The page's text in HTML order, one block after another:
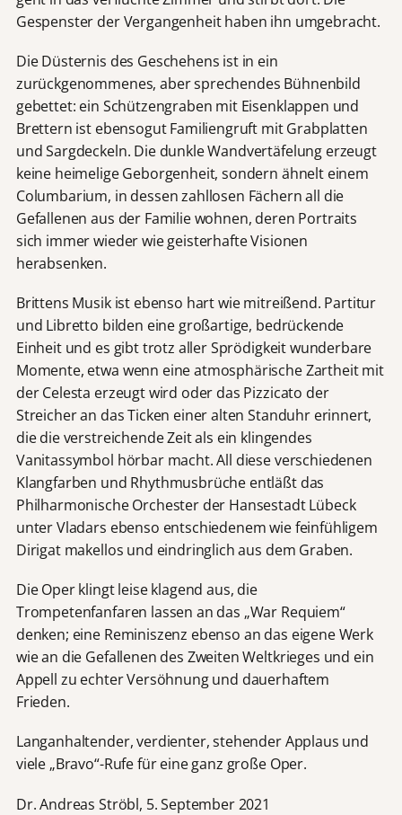
Gespenster der Vergangenheit haben ihn umgebracht.
Die Düsternis des Geschehens ist in ein
zurückgenommenes, aber sprechendes Bühnenbild
gebettet: ein Schützengraben mit Eisenklappen und
Brettern ist ebensogut Familiengruft mit Grabplatten
und Sargdeckeln. Die dunkle Wandvertäfelung erzeugt
keine heimelige Geborgenheit, sondern ähnelt einem
Columbarium, in dessen zahllosen Fächern all die
Gefallenen aus der Familie wohnen, deren Portraits
sich immer wieder wie geisterhafte Visionen
herabsenken.
Brittens Musik ist ebenso hart wie mitreißend. Partitur
und Libretto bilden eine großartige, bedrückende
Einheit und es gibt trotz aller Sprödigkeit wunderbare
Momente, etwa wenn eine atmosphärische Zartheit mit
der Celesta erzeugt wird oder das Pizzicato der
Streicher an das Ticken einer alten Standuhr erinnert,
die die verstreichende Zeit als ein klingendes
Vanitassymbol hörbar macht. All diese verschiedenen
Klangfarben und Rhythmusbrüche entläßt das
Philharmonische Orchester der Hansestadt Lübeck
unter Vladars ebenso entschiedenem wie feinfühligem
Dirigat makellos und eindringlich aus dem Graben.
Die Oper klingt leise klagend aus, die
Trompetenfanfaren lassen an das „War Requiem“
denken; eine Reminiszenz ebenso an das eigene Werk
wie an die Gefallenen des Zweiten Weltkrieges und ein
Appell zu echter Versöhnung und dauerhaftem
Frieden.
Langanhaltender, verdienter, stehender Applaus und
viele „Bravo“-Rufe für eine ganz große Oper.
Dr. Andreas Ströbl, 5. September 2021